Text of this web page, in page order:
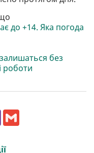
до +14. Яка погода
без
роботи
V
r